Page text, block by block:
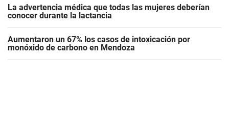
La advertencia médica que todas las mujeres deberían
conocer durante la lactancia
Aumentaron un 67% los casos de intoxicación por
monóxido de carbono en Mendoza